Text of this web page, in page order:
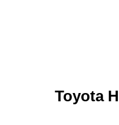
Toyota